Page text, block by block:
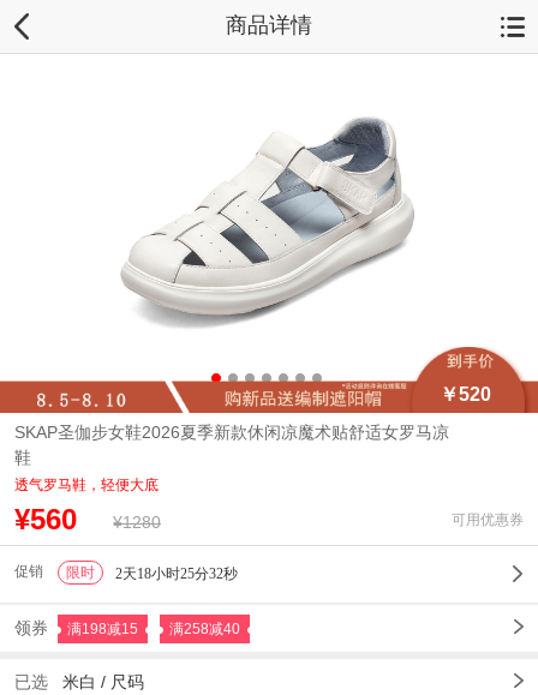
商品详情
￥520
SKAP圣伽步女鞋2026夏季新款休闲凉魔术贴舒适女罗马凉
鞋
透气罗马鞋，轻便大底
¥560 ¥1280 可用优惠券
促销 限时 2天18小时25分30秒
领券 满198减15 满258减40
已选 米白 / 尺码